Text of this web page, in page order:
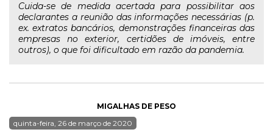
Cuida-se de medida acertada para possibilitar aos
declarantes a reunião das informações necessárias (p.
ex. extratos bancários, demonstrações financeiras das
empresas no exterior, certidões de imóveis, entre
outros), o que foi dificultado em razão da pandemia.
MIGALHAS DE PESO
quinta-feira, 26 de março de 2020